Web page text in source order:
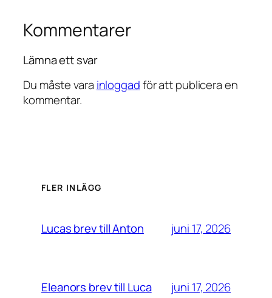
Kommentarer
Lämna ett svar
Du måste vara inloggadför att publicera en
kommentar.
FLER INLÄGG
Lucas brev till Anton juni 17, 2026
Eleanors brev till Luca juni 17, 2026